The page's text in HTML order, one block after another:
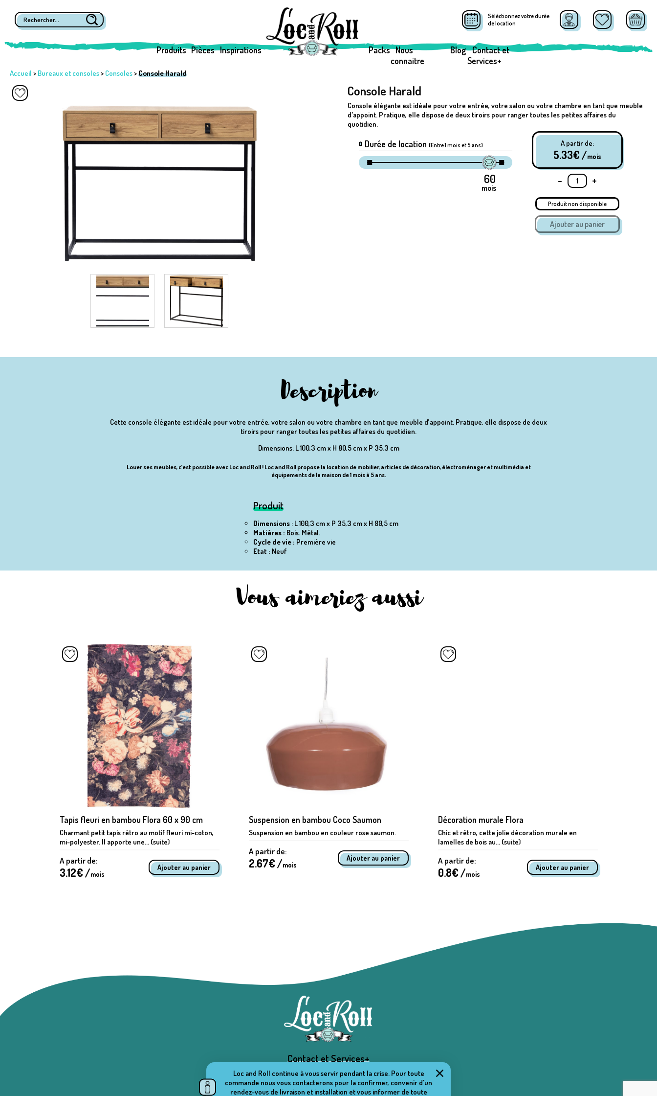
Loc and Roll continue à vous servir pendant la crise. Pour toute
commande nous vous contacterons pour la confirmer, convenir d'un
rendez-vous de livraison et installation et vous informer de toute
Séléctionnez votre durée
de location
Produits Pièces Inspirations Packs Nous
connaitre
Blog Contact et
Services+
Accueil > Bureaux et consoles> Consoles>Console Harald
Console Harald
Console élégante est idéale pour votre entrée, votre salon ou votre chambre en tant que meuble
d'appoint. Pratique, elle dispose de deux tiroirs pour ranger toutes les petites affaires du
quotidien.
Durée de location(Entre 1 mois et 5 ans)
mois
A partir de:
5.33€ /mois
- +
Produit non disponible
Description
Cette console élégante est idéale pour votre entrée, votre salon ou votre chambre en tant que meuble d’appoint. Pratique, elle dispose de deux
tiroirs pour ranger toutes les petites affaires du quotidien.
Dimensions: L 100,3 cm x H 80,5 cm x P 35,3 cm
Louer ses meubles, c’est possible avec Loc and Roll ! Loc and Roll propose la location de mobilier, articles de décoration, électroménager et multimédia et
équipements de la maison de 1 mois à 5 ans.
Produit
Dimensions: L 100,3 cm x P 35,3 cm x H 80,5 cm
Matières : Bois. Métal.
Cycle de vie : Première vie
Etat : Neuf
Vous aimeriez aussi
Tapis fleuri en bambou Flora 60 x 90 cm
Charmant petit tapis rétro au motif fleuri mi-coton,
mi-polyester. Il apporte une... (suite)
A partir de:
3.12€ /mois
Suspension en bambou Coco Saumon
Suspension en bambou en couleur rose saumon.
A partir de:
2.67€ /mois
Décoration murale Flora
Chic et rétro, cette jolie décoration murale en
lamelles de bois au... (suite)
A partir de:
0.8€ /mois
Contact et Services+